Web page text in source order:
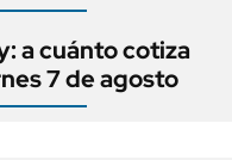
a cuánto cotiza
7 de agosto